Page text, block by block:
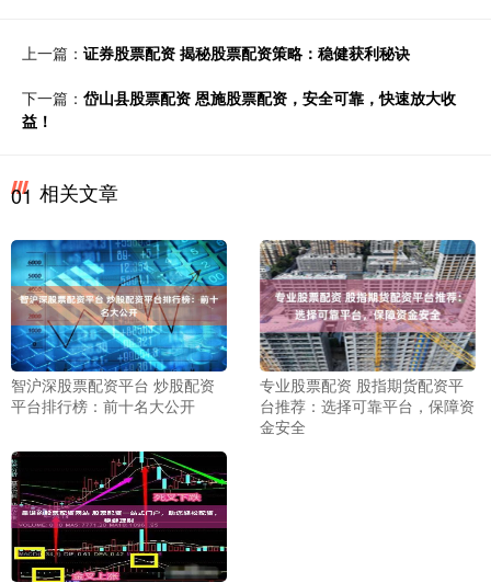
上一篇： 证券股票配资 揭秘股票配资策略：稳健获利秘诀
下一篇： 岱山县股票配资 恩施股票配资，安全可靠，快速放大收
益！
01 相关文章
智沪深股票配资平台 炒股配资
平台排行榜：前十名大公开
专业股票配资 股指期货配资平
台推荐：选择可靠平台，保障资
金安全